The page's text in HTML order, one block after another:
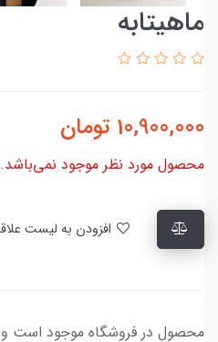
ماهیتابه
10,900,000 تومان
محصول مورد نظر موجود نمی‌باشد.